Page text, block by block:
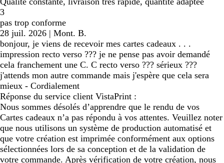
3
pas trop conforme
28 juil. 2026 | Mont. B.
bonjour, je viens de recevoir mes cartes cadeaux . . .
impression recto verso ??? je ne pense pas avoir demandé
cela franchement une C. C recto verso ??? sérieux ???
j'attends mon autre commande mais j'espère que cela sera
mieux - Cordialement
Réponse du service client VistaPrint :
Nous sommes désolés d’apprendre que le rendu de vos
Cartes cadeaux n’a pas répondu à vos attentes. Veuillez noter
que nous utilisons un système de production automatisé et
que votre création est imprimée conformément aux options
sélectionnées lors de sa conception et de la validation de
votre commande. Après vérification de votre création, nous